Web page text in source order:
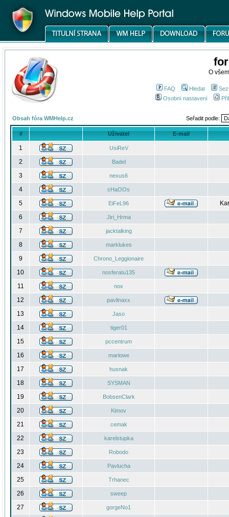
O
FAQ Hledat
Osobní nastavení
Obsah fóra WMHelp.cz Seřadit podle:
# Uživatel E-mail
1 UsiReV
2 Badel
3 nexus6
4 cHaOOs
5 EiFeL96
6
Jiri_Hrma
7 jacktalking
8 marklukes
9 Chrono_Leggionaire
10 nosferatu135
11 nox
12 pavlinaxx
13 Jaso
14 tiger01
15 pccentrum
16 marlowe
17 husnak
18 SYSMAN
19 BobsenClark
20 Kimov
21 cemak
22 karelstupka
23 Robodo
24 Pavlucha
25 Trhanec
26 sweep
27 gorgeNo1